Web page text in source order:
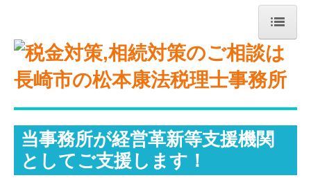
トップページ
事務所紹介
交通案内
業務案内
当事務所が経営革新等支援機関
としてご支援します！